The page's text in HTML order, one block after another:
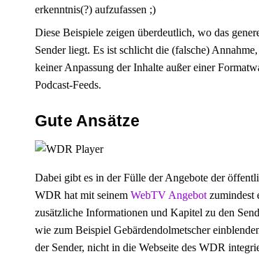
erkenntnis(?) aufzufassen ;)
Diese Beispiele zeigen überdeutlich, wo das
Sender liegt. Es ist schlicht die (falsche)
keiner Anpassung der Inhalte außer einer
Podcast-Feeds.
Gute Ansätze
Dabei gibt es in der Fülle der Angebote der
WDR hat mit seinem WebTV Angebot zumindest
zusätzliche Informationen und Kapitel zu den
wie zum Beispiel Gebärdendolmetscher
der Sender, nicht in die Webseite des WDR